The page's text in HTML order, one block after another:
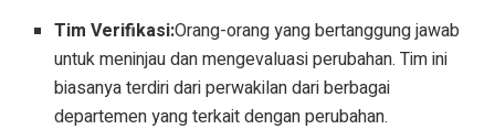
Tim Verifikasi:Orang-orang yang bertanggung jawab
untuk meninjau dan mengevaluasi perubahan. Tim ini
biasanya terdiri dari perwakilan dari berbagai
departemen yang terkait dengan perubahan.